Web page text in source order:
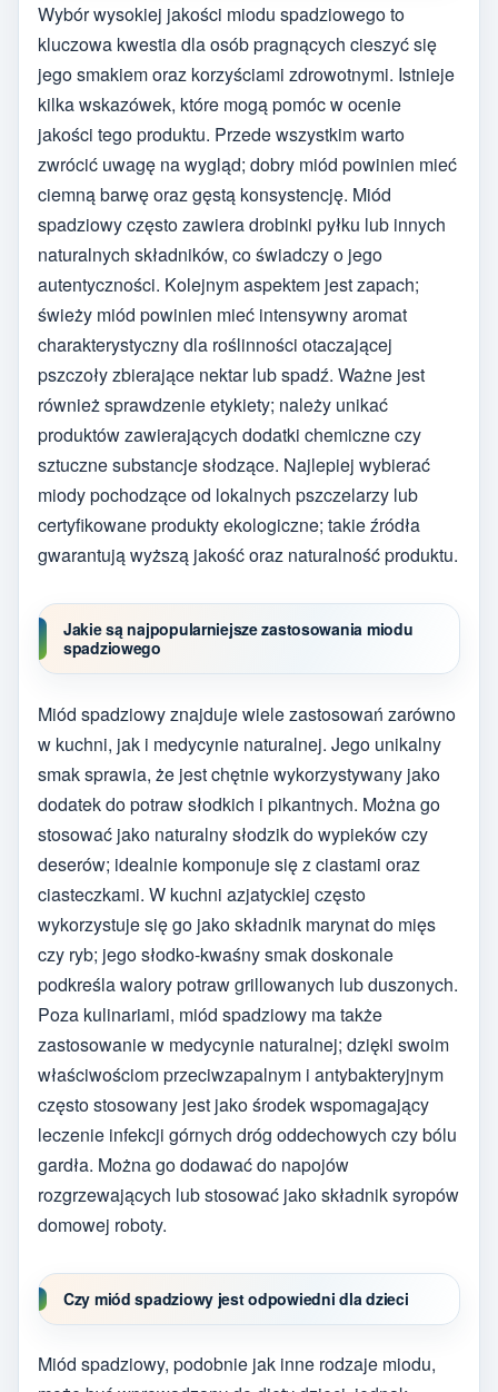
Wybór wysokiej jakości miodu spadziowego to
kluczowa kwestia dla osób pragnących cieszyć się
jego smakiem oraz korzyściami zdrowotnymi. Istnieje
kilka wskazówek, które mogą pomóc w ocenie
jakości tego produktu. Przede wszystkim warto
zwrócić uwagę na wygląd; dobry miód powinien mieć
ciemną barwę oraz gęstą konsystencję. Miód
spadziowy często zawiera drobinki pyłku lub innych
naturalnych składników, co świadczy o jego
autentyczności. Kolejnym aspektem jest zapach;
świeży miód powinien mieć intensywny aromat
charakterystyczny dla roślinności otaczającej
pszczoły zbierające nektar lub spadź. Ważne jest
również sprawdzenie etykiety; należy unikać
produktów zawierających dodatki chemiczne czy
sztuczne substancje słodzące. Najlepiej wybierać
miody pochodzące od lokalnych pszczelarzy lub
certyfikowane produkty ekologiczne; takie źródła
gwarantują wyższą jakość oraz naturalność produktu.
Jakie są najpopularniejsze zastosowania miodu
spadziowego
Miód spadziowy znajduje wiele zastosowań zarówno
w kuchni, jak i medycynie naturalnej. Jego unikalny
smak sprawia, że jest chętnie wykorzystywany jako
dodatek do potraw słodkich i pikantnych. Można go
stosować jako naturalny słodzik do wypieków czy
deserów; idealnie komponuje się z ciastami oraz
ciasteczkami. W kuchni azjatyckiej często
wykorzystuje się go jako składnik marynat do mięs
czy ryb; jego słodko-kwaśny smak doskonale
podkreśla walory potraw grillowanych lub duszonych.
Poza kulinariami, miód spadziowy ma także
zastosowanie w medycynie naturalnej; dzięki swoim
właściwościom przeciwzapalnym i antybakteryjnym
często stosowany jest jako środek wspomagający
leczenie infekcji górnych dróg oddechowych czy bólu
gardła. Można go dodawać do napojów
rozgrzewających lub stosować jako składnik syropów
domowej roboty.
Czy miód spadziowy jest odpowiedni dla dzieci
Miód spadziowy, podobnie jak inne rodzaje miodu,